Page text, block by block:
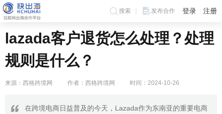
搜索 发布合作 登录 注册
lazada客户退货怎么处理？处理
规则是什么？
来源：西格跨境网 作者：西格跨境网 时间：2024-10-26
在跨境电商日益普及的今天，Lazada作为东南亚的重要电商